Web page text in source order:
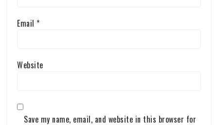
Email *
Website
Save my name, email, and website in this browser for